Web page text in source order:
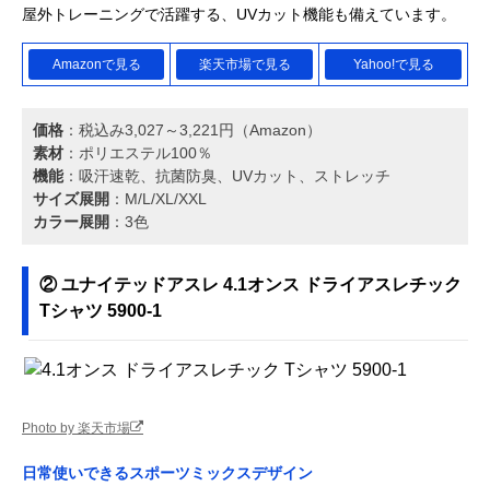
ニングジャケット
レイヤー
楽天市場で見る
2XU(ツータイムズ
ユー) モーション
動きやすさを優先
して作られた着心
税込み5,500円
（楽天市場）
Amazonで見る
Manatsulife タン
クトップ フード付
き M15
すいフード付きの
楽天市場で見る
HJ3075
Amazonで見る
glimmer(グリマー)
00330-AVP
00325-ACP
屋外トレーニングで活躍する、UVカット機能も備えています。
Amazonで見る 楽天市場で見る Yahoo!で見る
価格 ：税込み3,027～3,221円（Amazon）
素材 ：ポリエステル100％
機能：吸汗速乾、抗菌防臭、UVカット、ストレッチ
サイズ展開 ：M/L/XL/XXL
カラー展開 ：3色
② ユナイテッドアスレ 4.1オンス ドライアスレチック
Tシャツ 5900-1
Photo by 楽天市場
日常使いできるスポーツミックスデザイン